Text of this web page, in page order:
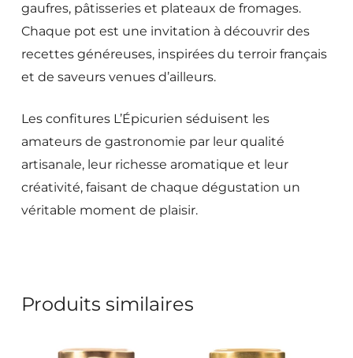
gaufres, pâtisseries et plateaux de fromages.
Chaque pot est une invitation à découvrir des
recettes généreuses, inspirées du terroir français
et de saveurs venues d’ailleurs.
Les confitures L’Épicurien séduisent les
amateurs de gastronomie par leur qualité
artisanale, leur richesse aromatique et leur
créativité, faisant de chaque dégustation un
véritable moment de plaisir.
Produits similaires